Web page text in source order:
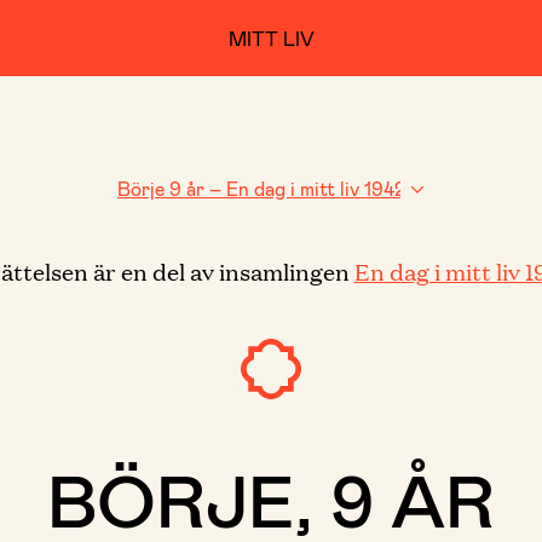
MITT LIV
är en del av insamlingen En dag i mitt liv
BÖRJE, 9 ÅR